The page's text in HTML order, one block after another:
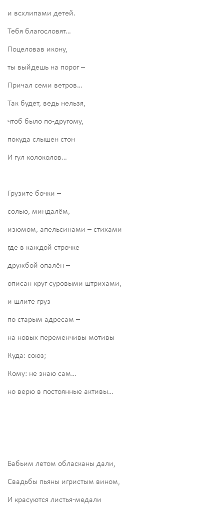
и всхлипами детей.
Тебя благословят…
Поцеловав икону,
ты выйдешь на порог –
Причал семи ветров…
Так будет, ведь нельзя,
чтоб было по-другому,
покуда слышен стон
И гул колоколов…
Грузите бочки –
солью, миндалём,
изюмом, апельсинами – стихами
где в каждой строчке
дружбой опалён –
описан круг суровыми штрихами,
и шлите груз
по старым адресам –
на новых переменчивы мотивы
Куда: союз;
Кому: не знаю сам…
но верю в постоянные активы…
Бабьим летом обласканы дали,
Свадьбы пьяны игристым вином,
И красуются листья-медали